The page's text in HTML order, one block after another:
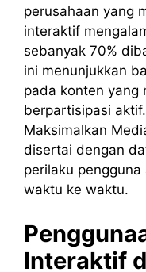
perusahaan yang
interaktif
sebanyak 70%
ini menunjukkan
pada konten yang
berpartisipasi
Maksimalkan
disertai dengan
perilaku
waktu ke waktu.
Interaktif